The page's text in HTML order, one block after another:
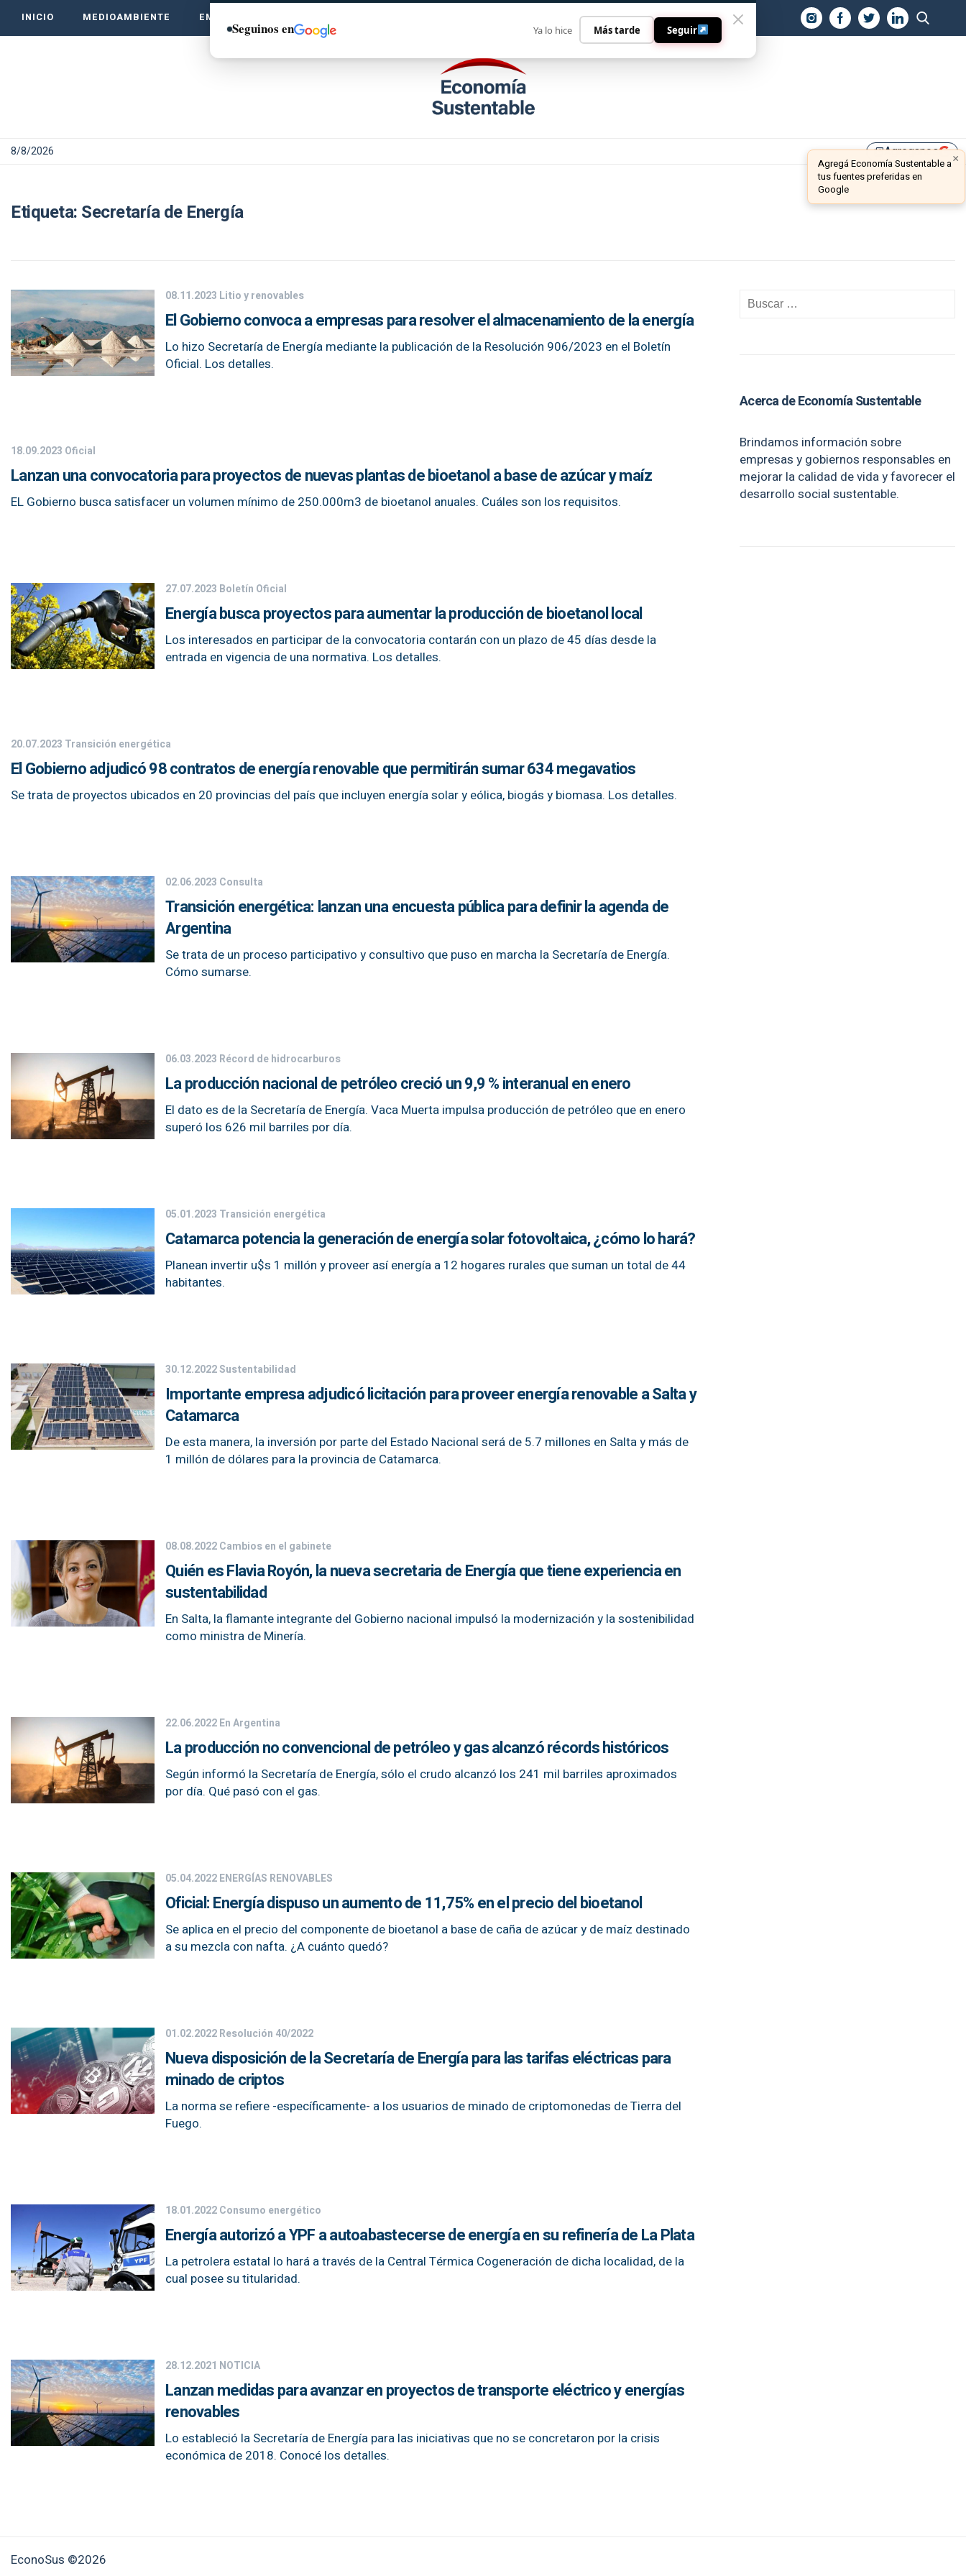
INICIO MEDIOAMBIENTE EMPRENDE VERDE CONTACTO
8/8/2026 library_addAgreganos ×
Agregá Economía Sustentable a
tus fuentes preferidas en
Google
Etiqueta: Secretaría de Energía
08.11.2023 Litio y renovables
El Gobierno convoca a empresas para resolver el almacenamiento de la energía
Lo hizo Secretaría de Energía mediante la publicación de la Resolución 906/2023 en el Boletín
Oficial. Los detalles.
18.09.2023 Oficial
Lanzan una convocatoria para proyectos de nuevas plantas de bioetanol a base de azúcar y maíz
EL Gobierno busca satisfacer un volumen mínimo de 250.000m3 de bioetanol anuales. Cuáles son los requisitos.
27.07.2023 Boletín Oficial
Energía busca proyectos para aumentar la producción de bioetanol local
Los interesados en participar de la convocatoria contarán con un plazo de 45 días desde la
entrada en vigencia de una normativa. Los detalles.
20.07.2023 Transición energética
El Gobierno adjudicó 98 contratos de energía renovable que permitirán sumar 634 megavatios
Se trata de proyectos ubicados en 20 provincias del país que incluyen energía solar y eólica, biogás y biomasa. Los detalles.
02.06.2023 Consulta
Transición energética: lanzan una encuesta pública para definir la agenda de
Argentina
Se trata de un proceso participativo y consultivo que puso en marcha la Secretaría de Energía.
Cómo sumarse.
06.03.2023 Récord de hidrocarburos
La producción nacional de petróleo creció un 9,9 % interanual en enero
El dato es de la Secretaría de Energía. Vaca Muerta impulsa producción de petróleo que en enero
superó los 626 mil barriles por día.
05.01.2023 Transición energética
Catamarca potencia la generación de energía solar fotovoltaica, ¿cómo lo hará?
Planean invertir u$s 1 millón y proveer así energía a 12 hogares rurales que suman un total de 44
habitantes.
30.12.2022Sustentabilidad
Importante empresa adjudicó licitación para proveer energía renovable a Salta y
Catamarca
De esta manera, la inversión por parte del Estado Nacional será de 5.7 millones en Salta y más de
1 millón de dólares para la provincia de Catamarca.
08.08.2022Cambios en el gabinete
Quién es Flavia Royón, la nueva secretaria de Energía que tiene experiencia en
sustentabilidad
En Salta, la flamante integrante del Gobierno nacional impulsó la modernización y la sostenibilidad
como ministra de Minería.
22.06.2022En Argentina
La producción no convencional de petróleo y gas alcanzó récords históricos
Según informó la Secretaría de Energía, sólo el crudo alcanzó los 241 mil barriles aproximados
por día. Qué pasó con el gas.
05.04.2022ENERGÍAS RENOVABLES
Oficial: Energía dispuso un aumento de 11,75% en el precio del bioetanol
Se aplica en el precio del componente de bioetanol a base de caña de azúcar y de maíz destinado
a su mezcla con nafta. ¿A cuánto quedó?
01.02.2022Resolución 40/2022
Nueva disposición de la Secretaría de Energía para las tarifas eléctricas para
minado de criptos
La norma se refiere -específicamente- a los usuarios de minado de criptomonedas de Tierra del
Fuego.
18.01.2022Consumo energético
Energía autorizó a YPF a autoabastecerse de energía en su refinería de La Plata
La petrolera estatal lo hará a través de la Central Térmica Cogeneración de dicha localidad, de la
cual posee su titularidad.
28.12.2021 NOTICIA
Lanzan medidas para avanzar en proyectos de transporte eléctrico y energías
renovables
Lo estableció la Secretaría de Energía para las iniciativas que no se concretaron por la crisis
económica de 2018. Conocé los detalles.
Acerca de Economía Sustentable
Brindamos información sobre
empresas y gobiernos responsables en
mejorar la calidad de vida y favorecer el
desarrollo social sustentable.
EconoSus ©2026
Seguinos en Ya lo hice Más tarde Seguir